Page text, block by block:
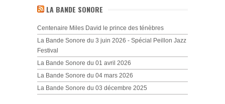
LA BANDE SONORE
Centenaire Miles David le prince des ténèbres
La Bande Sonore du 3 juin 2026 - Spécial Peillon Jazz
Festival
La Bande Sonore du 01 avril 2026
La Bande Sonore du 04 mars 2026
La Bande Sonore du 03 décembre 2025